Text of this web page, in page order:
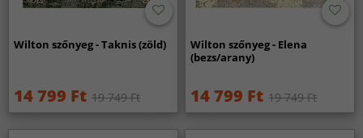
Wilton szőnyeg - Taknis (zöld)
14 799 Ft 19 749 Ft
Wilton szőnyeg - Elena
(bezs/arany)
14 799 Ft 19 749 Ft